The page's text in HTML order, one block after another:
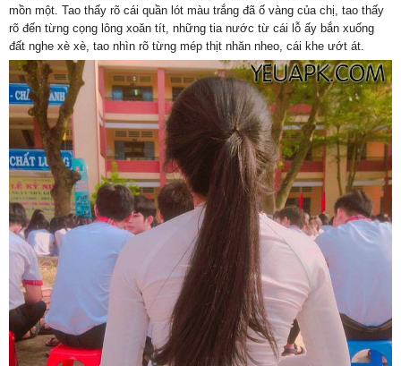
mồn một. Tao thấy rõ cái quần lót màu trắng đã ố vàng của chị, tao thấy
rõ đến từng cọng lông xoăn tít, những tia nước từ cái lỗ ấy bắn xuống
đất nghe xè xè, tao nhìn rõ từng mép thịt nhăn nheo, cái khe ướt át.